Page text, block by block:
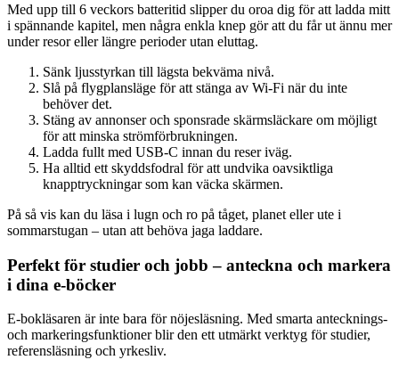
Med upp till 6 veckors batteritid slipper du oroa dig för att ladda mitt
i spännande kapitel, men några enkla knep gör att du får ut ännu mer
under resor eller längre perioder utan eluttag.
Sänk ljusstyrkan till lägsta bekväma nivå.
Slå på flygplansläge för att stänga av Wi-Fi när du inte
behöver det.
Stäng av annonser och sponsrade skärmsläckare om möjligt
för att minska strömförbrukningen.
Ladda fullt med USB-C innan du reser iväg.
Ha alltid ett skyddsfodral för att undvika oavsiktliga
knapptryckningar som kan väcka skärmen.
På så vis kan du läsa i lugn och ro på tåget, planet eller ute i
sommarstugan – utan att behöva jaga laddare.
Perfekt för studier och jobb – anteckna och markera
i dina e-böcker
E-bokläsaren är inte bara för nöjesläsning. Med smarta antecknings-
och markeringsfunktioner blir den ett utmärkt verktyg för studier,
referensläsning och yrkesliv.